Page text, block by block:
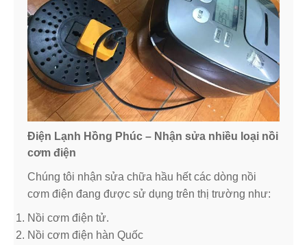
Điện Lạnh Hồng Phúc – Nhận sửa nhiều loại nồi
cơm điện
Chúng tôi nhận sửa chữa hầu hết các dòng nồi
cơm điện đang được sử dụng trên thị trường như:
Nồi cơm điện tử.
Nồi cơm điện hàn Quốc